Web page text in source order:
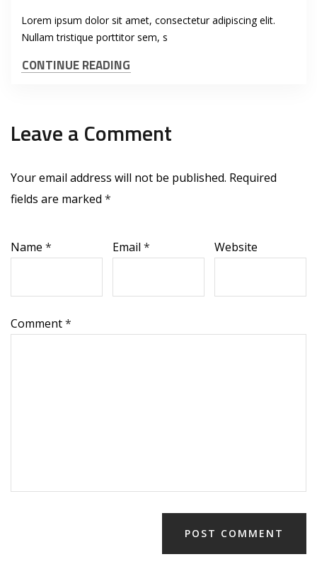
Lorem ipsum dolor sit amet, consectetur adipiscing elit.
Nullam tristique porttitor sem, s
CONTINUE READING
Leave a Comment
Your email address will not be published. Required
fields are marked *
Name * Email* Website
Comment*